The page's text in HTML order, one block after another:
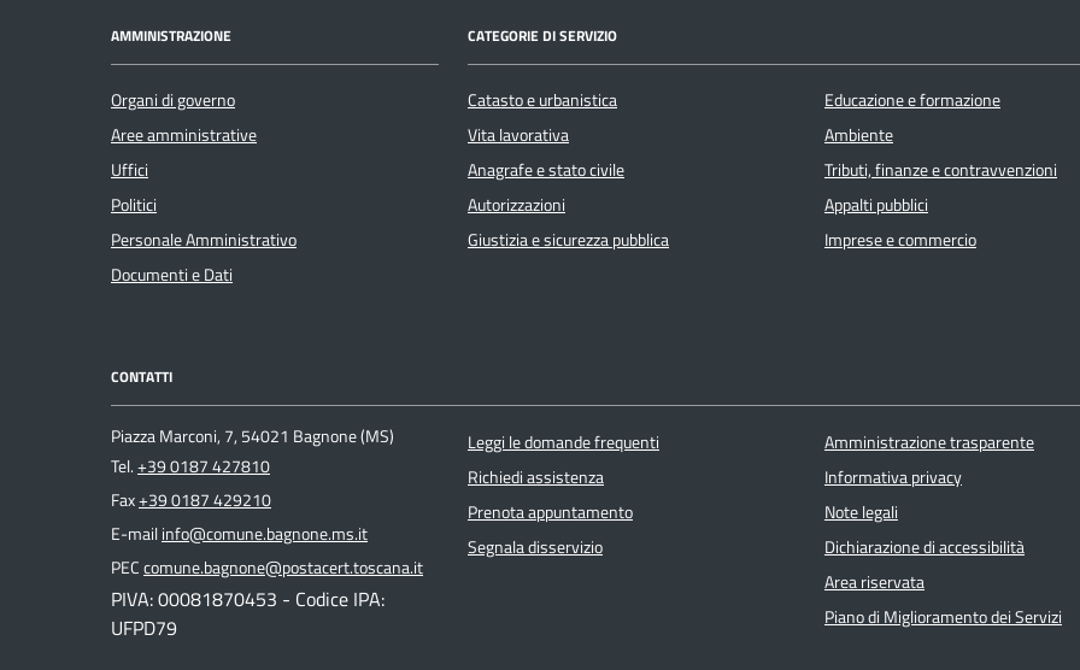
AMMINISTRAZIONE
Organi di governo
Aree amministrative
Uffici
Politici
Personale Amministrativo
Documenti e Dati
CATEGORIE DI SERVIZIO
Catasto e urbanistica
Vita lavorativa
Anagrafe e stato civile
Autorizzazioni
Giustizia e sicurezza pubblica
Educazione e formazione
Ambiente
Tributi, finanze e contravvenzioni
Appalti pubblici
Imprese e commercio
CONTATTI
Piazza Marconi, 7, 54021 Bagnone (MS)
Tel.+39 0187 427810
Fax+39 0187 429210
E-mailinfo@comune.bagnone.ms.it
PECcomune.bagnone@postacert.toscana.it
PIVA: 00081870453 - Codice IPA:
UFPD79
Leggi le domande frequenti
Richiedi assistenza
Prenota appuntamento
Segnala disservizio
Amministrazione trasparente
Informativa privacy
Note legali
Dichiarazione di accessibilità
Area riservata
Piano di Miglioramento dei Servizi